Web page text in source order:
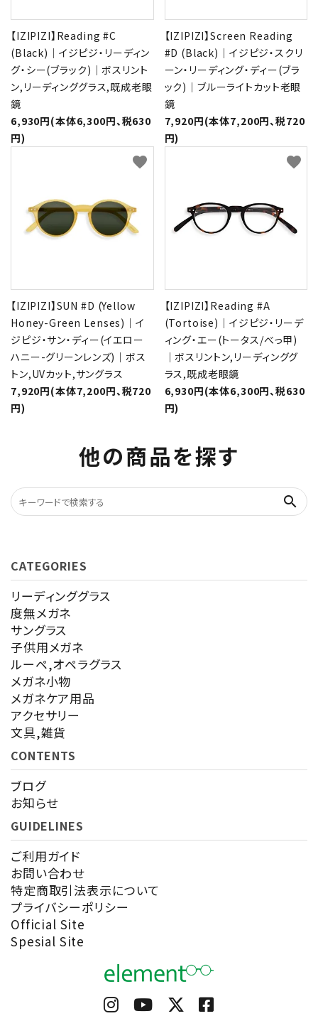
【IZIPIZI】Reading #C
(Black)｜イジピジ・リーディン
グ・シー(ブラック)｜ボスリント
ン,リーディンググラス,既成老眼
鏡
6,930円(本体6,300円、税630
円)
【IZIPIZI】Screen Reading
#D (Black)｜イジピジ・スクリ
ーン・リーディング・ディー(ブラ
ック)｜ブルーライトカット老眼
鏡
7,920円(本体7,200円、税720
円)
【IZIPIZI】SUN #D (Yellow
Honey-Green Lenses)｜イ
ジピジ・サン・ディー(イエロー
ハニー-グリーンレンズ)｜ボス
トン,UVカット,サングラス
7,920円(本体7,200円、税720
円)
favorite
【IZIPIZI】Reading #A
(Tortoise)｜イジピジ・リーデ
ィング・エー(トータス/べっ甲)
｜ボスリントン,リーディンググ
ラス,既成老眼鏡
6,930円(本体6,300円、税630
円)
favorite
他の商品を探す
search
CATEGORIES
リーディンググラス
度無メガネ
サングラス
子供用メガネ
ルーペ,オペラグラス
メガネ小物
メガネケア用品
アクセサリー
文具,雑貨
CONTENTS
ブログ
お知らせ
GUIDELINES
ご利用ガイド
お問い合わせ
特定商取引法表示について
プライバシーポリシー
Official Site
Spesial Site